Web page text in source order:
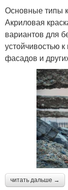
Основные типы
Акриловая
вариантов для
устойчивостью
фасадов и
читать дальше →